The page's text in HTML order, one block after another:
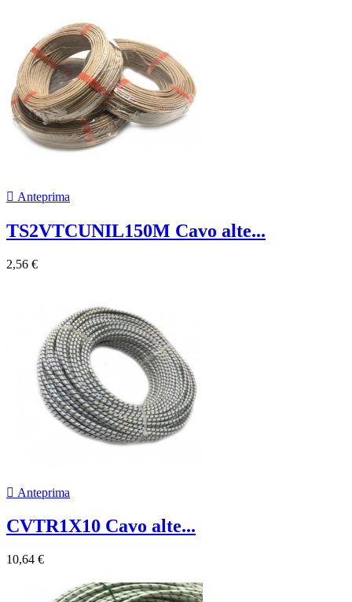
 Anteprima
TS2VTCUNIL150M Cavo alte...
2,56 €
 Anteprima
CVTR1X10 Cavo alte...
10,64 €